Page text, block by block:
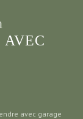
avec garage